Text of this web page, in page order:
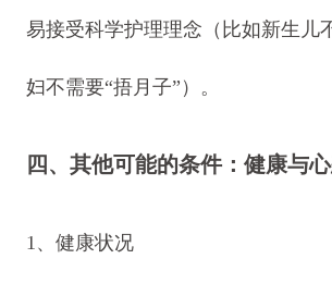
易接受科学护理理念（比如新生儿
妇不需要“捂月子”）。
四、其他可能的条件：健康与
1、健康状况